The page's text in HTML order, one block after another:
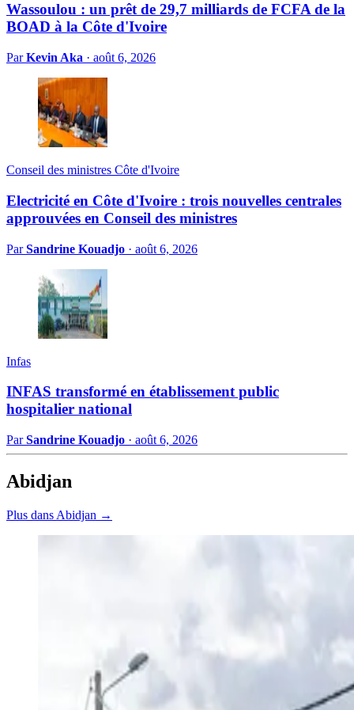
Wassoulou : un prêt de 29,7 milliards de FCFA de la
BOAD à la Côte d'Ivoire
ParKevin Aka · août 6, 2026
Conseil des ministres Côte d'Ivoire
Electricité en Côte d'Ivoire : trois nouvelles centrales
approuvées en Conseil des ministres
ParSandrine Kouadjo · août 6, 2026
Infas
INFAS transformé en établissement public
hospitalier national
ParSandrine Kouadjo · août 6, 2026
Abidjan
Plus dans Abidjan →